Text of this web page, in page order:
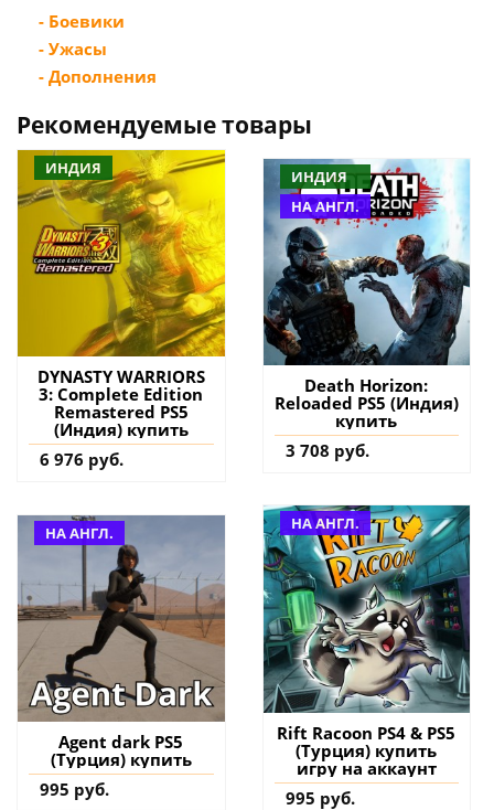
- Боевики
- Ужасы
- Дополнения
Рекомендуемые товары
ИНДИЯ
DYNASTY WARRIORS
3: Complete Edition
Remastered PS5
(Индия) купить
6 976 руб.
ИНДИЯ
НА АНГЛ.
Death Horizon:
Reloaded PS5 (Индия)
купить
3 708 руб.
НА АНГЛ.
Agent dark PS5
(Турция) купить
995 руб.
НА АНГЛ.
Rift Racoon PS4 & PS5
(Турция) купить
игру на аккаунт
995 руб.